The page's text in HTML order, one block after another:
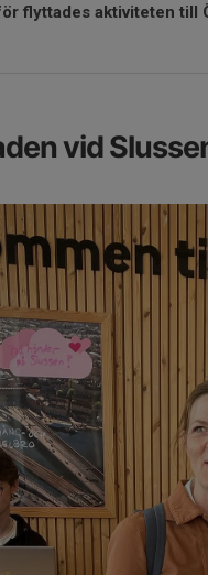
flyttades aktiviteten till
vid